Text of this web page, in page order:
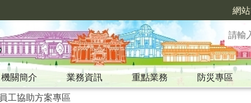
網
機關簡介 業務資訊 重點業務
防災專區
員工協助方案專區